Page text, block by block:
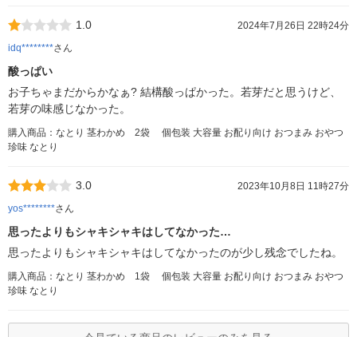
1.0
2024年7月26日 22時24分
idq********さん
酸っぱい
お子ちゃまだからかなぁ? 結構酸っぱかった。若芽だと思うけど、
若芽の味感じなかった。
購入商品：なとり 茎わかめ 2袋 個包装 大容量 お配り向け おつまみ おやつ
珍味 なとり
3.0
2023年10月8日 11時27分
yos********さん
思ったよりもシャキシャキはしてなかった…
思ったよりもシャキシャキはしてなかったのが少し残念でしたね。
購入商品：なとり 茎わかめ 1袋 個包装 大容量 お配り向け おつまみ おやつ
珍味 なとり